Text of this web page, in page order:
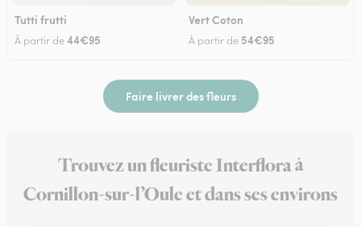
Tutti frutti
À partir de44€95
Vert Coton
À partir de 54€95
Faire livrer des fleurs
Trouvez un fleuriste Interflora à
Cornillon-sur-l’Oule et dans ses environs